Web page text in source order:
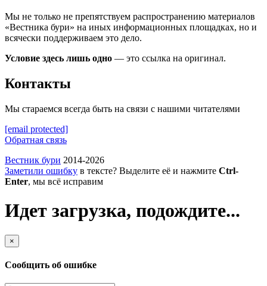
Мы не только не препятствуем распространению материалов
«Вестника бури» на иных информационных площадках, но и
всячески поддерживаем это дело.
Условие здесь лишь одно — это ссылка на оригинал.
Контакты
Мы стараемся всегда быть на связи с нашими читателями
[email protected]
Обратная связь
Вестник бури 2014-2026
Заметили ошибку в тексте? Выделите её и нажмите Ctrl-
Enter, мы всё исправим
Идет загрузка, подождите...
×
Сообщить об ошибке